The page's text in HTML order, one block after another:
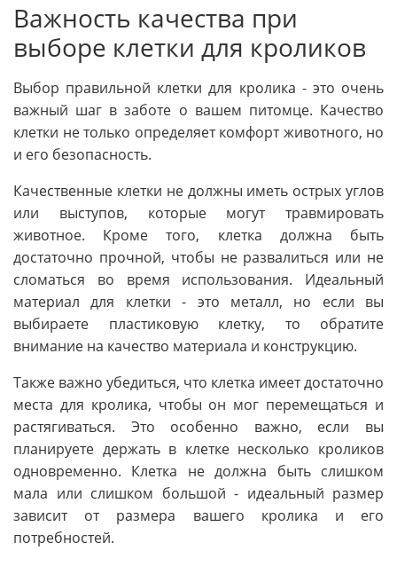
Важность качества при
выборе клетки для кроликов
Выбор правильной клетки для кролика - это очень
важный шаг в заботе о вашем питомце. Качество
клетки не только определяет комфорт животного, но
и его безопасность.
Качественные клетки не должны иметь острых углов
или выступов, которые могут травмировать
животное. Кроме того, клетка должна быть
достаточно прочной, чтобы не развалиться или не
сломаться во время использования. Идеальный
материал для клетки - это металл, но если вы
выбираете пластиковую клетку, то обратите
внимание на качество материала и конструкцию.
Также важно убедиться, что клетка имеет достаточно
места для кролика, чтобы он мог перемещаться и
растягиваться. Это особенно важно, если вы
планируете держать в клетке несколько кроликов
одновременно. Клетка не должна быть слишком
мала или слишком большой - идеальный размер
зависит от размера вашего кролика и его
потребностей.